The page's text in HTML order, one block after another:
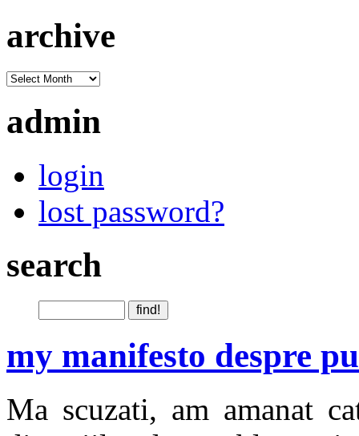
archive
admin
login
lost password?
search
my manifesto despre
Ma scuzati, am amanat